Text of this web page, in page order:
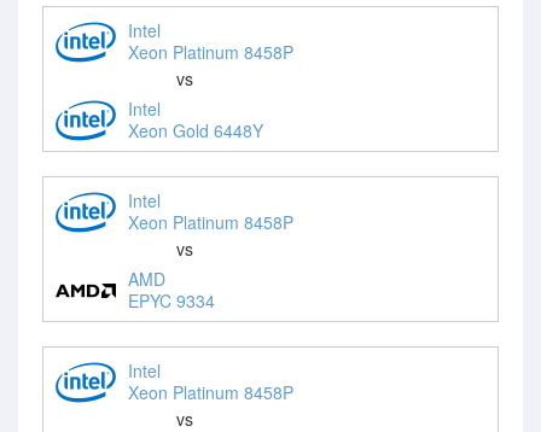
Intel
Xeon Platinum 8458P
vs
Intel
Xeon Gold 6448Y
Intel
Xeon Platinum 8458P
vs
AMD
EPYC 9334
Intel
Xeon Platinum 8458P
vs